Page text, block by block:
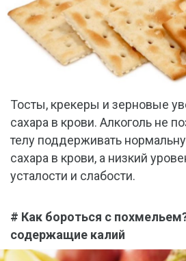
Тосты, крекеры и зерновые
сахара в крови. Алкоголь не
телу поддерживать
сахара в крови, а низкий
усталости и слабости.
# Как бороться с
содержащие калий